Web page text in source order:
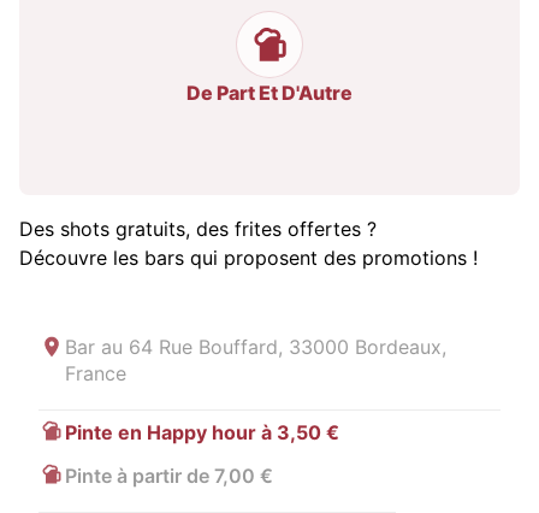
De Part Et D'Autre
Des shots gratuits, des frites offertes ?
Découvre les bars qui proposent des promotions !
Bar au 64 Rue Bouffard, 33000 Bordeaux,
France
Pinte en Happy hour à 3,50 €
Pinte à partir de 7,00 €